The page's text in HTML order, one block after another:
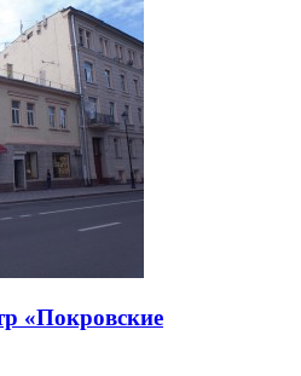
«Покровские